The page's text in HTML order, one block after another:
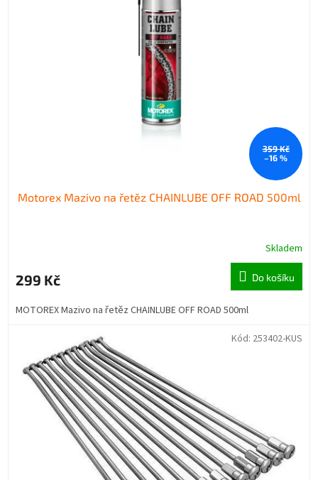
359 Kč
–16 %
Motorex Mazivo na řetěz CHAINLUBE OFF ROAD 500ml
Skladem
299 Kč Do košíku
MOTOREX Mazivo na řetěz CHAINLUBE OFF ROAD 500ml
Kód: 253402-KUS